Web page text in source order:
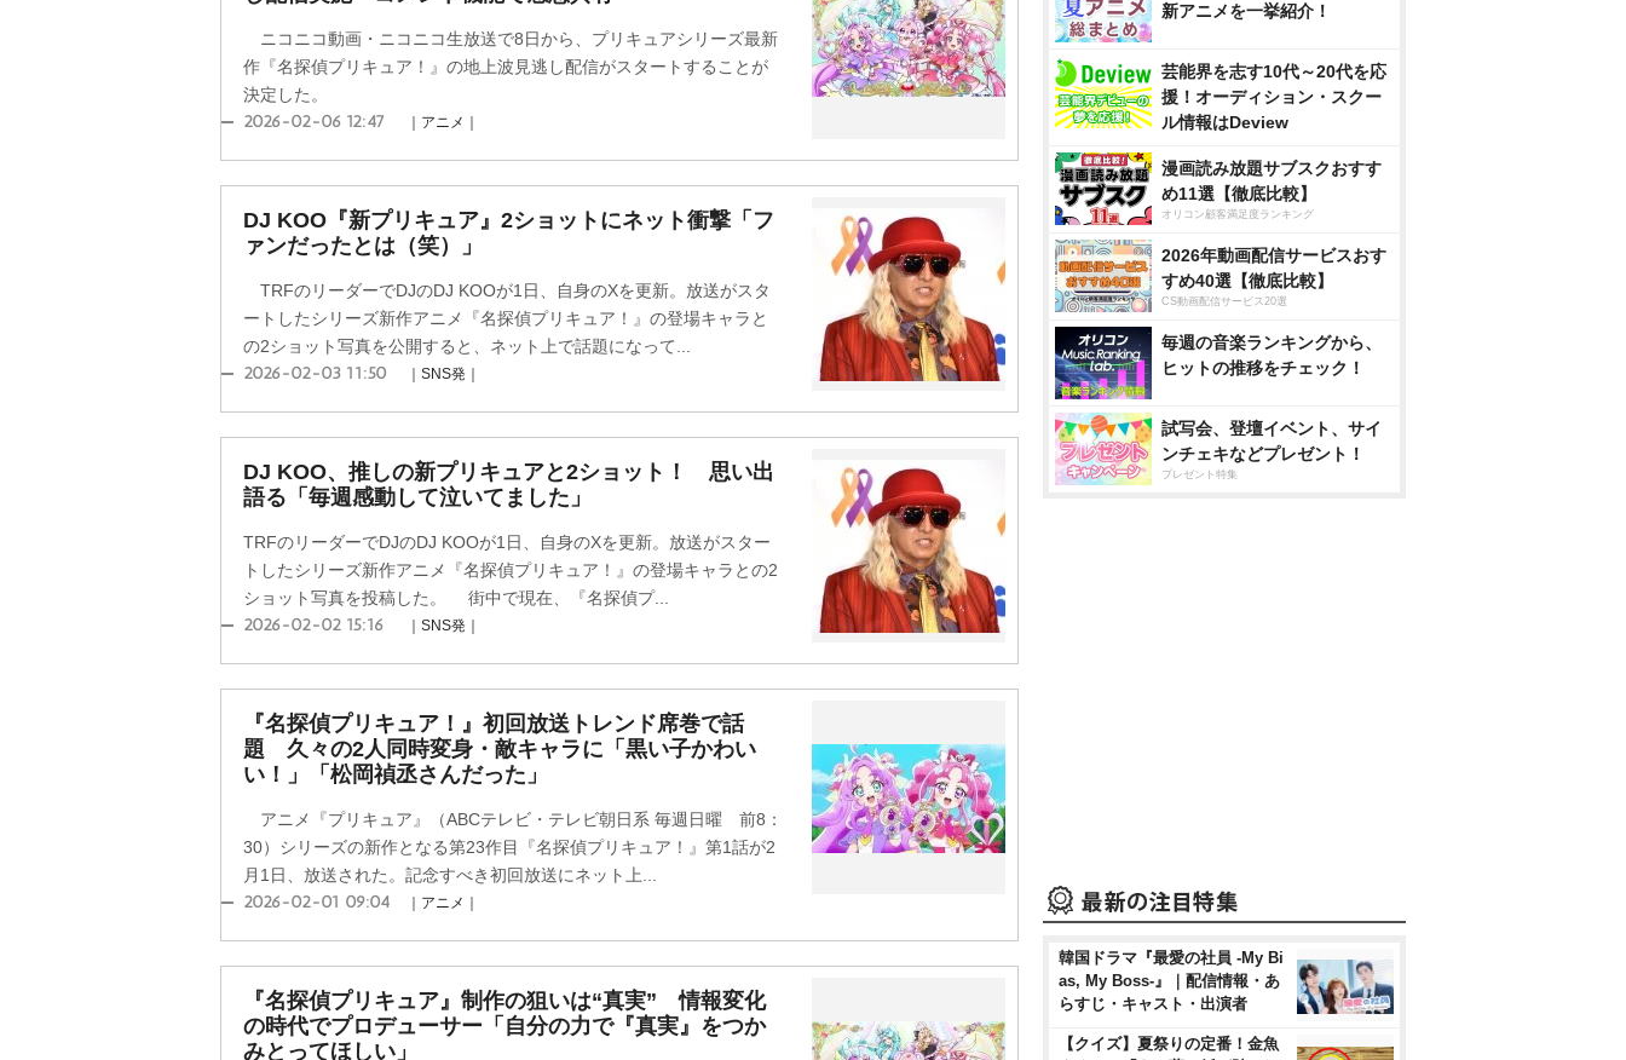
ニコニコ動画・ニコニコ生放送で8日から、プリキュアシリーズ最新
作『名探偵プリキュア！』の地上波見逃し配信がスタートすることが
決定した。
2026-02-06 12:47 ｜アニメ｜
DJ KOO『新プリキュア』2ショットにネット衝撃「フ
ァンだったとは（笑）」
TRFのリーダーでDJのDJ KOOが1日、自身のXを更新。放送がスタ
ートしたシリーズ新作アニメ『名探偵プリキュア！』の登場キャラと
の2ショット写真を公開すると、ネット上で話題になって...
2026-02-03 11:50 ｜SNS発｜
DJ KOO、推しの新プリキュアと2ショット！ 思い出
語る「毎週感動して泣いてました」
TRFのリーダーでDJのDJ KOOが1日、自身のXを更新。放送がスター
トしたシリーズ新作アニメ『名探偵プリキュア！』の登場キャラとの2
ショット写真を投稿した。 街中で現在、『名探偵プ...
2026-02-02 15:16 ｜SNS発｜
『名探偵プリキュア！』初回放送トレンド席巻で話
題 久々の2人同時変身・敵キャラに「黒い子かわい
い！」「松岡禎丞さんだった」
アニメ『プリキュア』（ABCテレビ・テレビ朝日系 毎週日曜 前8：
30）シリーズの新作となる第23作目『名探偵プリキュア！』第1話が2
月1日、放送された。記念すべき初回放送にネット上...
2026-02-01 09:04 ｜アニメ｜
『名探偵プリキュア』制作の狙いは“真実” 情報変化
の時代でプロデューサー「自分の力で『真実』をつか
みとってほしい」
新アニメを一挙紹介！
芸能界を志す10代～20代を応
援！オーディション・スクー
ル情報はDeview
漫画読み放題サブスクおすす
め11選【徹底比較】
オリコン顧客満足度ランキング
2026年動画配信サービスおす
すめ40選【徹底比較】
CS動画配信サービス20選
毎週の音楽ランキングから、
ヒットの推移をチェック！
試写会、登壇イベント、サイ
ンチェキなどプレゼント！
プレゼント特集
韓国ドラマ『最愛の社員 -My Bi
as, My Boss-』｜配信情報・あ
らすじ・キャスト・出演者
【クイズ】夏祭りの定番！金魚